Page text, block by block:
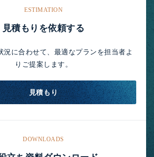
ESTIMATION
見積もりを依頼する
況に合わせて、最適なプランを担当者よ
りご提案します。
見積もり
DOWNLOADS